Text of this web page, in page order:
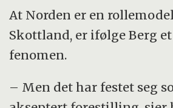
At Norden er en
Skottland, er ifølge Berg
fenomen.
– Men det har festet seg